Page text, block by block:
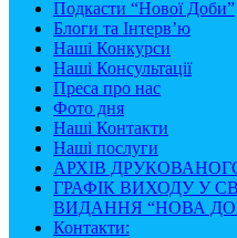
Подкасти “Нової Доби”
Блоги та Інтерв’ю
Наші Конкурси
Наші Консультації
Преса про нас
Фото дня
Наші Контакти
Наші послуги
АРХІВ
ГРАФІК ВИХОДУ У
ВИДАННЯ “НОВА
Контакти: